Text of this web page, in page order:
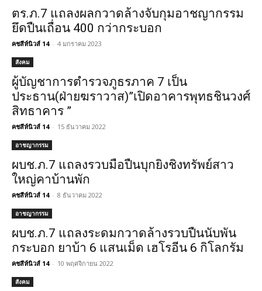
ตร.ภ.7 แถลงผลกวาดล้างจับกุมอาชญากรรม
ยึดปืนเถื่อน 400 กว่ากระบอก
คชสีห์นิวส์ 14 - 4 มกราคม 2023
สังคม
ผู้บัญชาการตำรวจภูธรภาค 7 เป็น
ประธาน(ฝ่ายฆราวาส)”เปิดอาคารพุทธชินวงศ์
สิทธาคาร ”
คชสีห์นิวส์ 14 - 15 ธันวาคม 2022
อาชญากรรม
ผบช.ภ.7 แถลงรวบมือปืนบุกยิงชิงทรัพย์สาว
ใหญ่คาบ้านพัก
คชสีห์นิวส์ 14 - 8 ธันวาคม 2022
อาชญากรรม
ผบช.ภ.7 แถลงระดมกวาดล้างรวบปืนนับพัน
กระบอก ยาบ้า 6 แสนเม็ด เฮโรอีน 6 กิโลกรัม
คชสีห์นิวส์ 14 - 10 พฤศจิกายน 2022
สังคม